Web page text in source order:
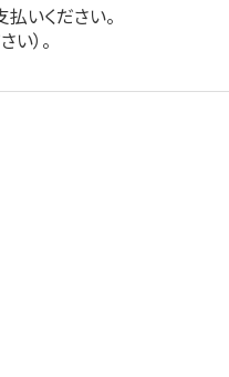
いください。
）。